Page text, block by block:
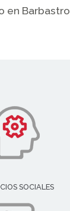
en Barbastro
SOCIALES